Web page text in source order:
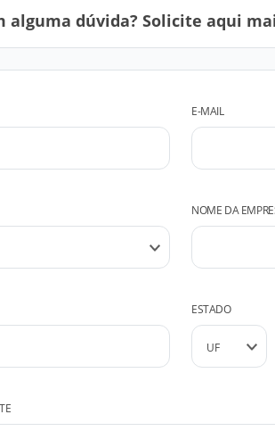
alguma dúvida? Solicite aqui
E-MAIL
NOME DA
ESTADO